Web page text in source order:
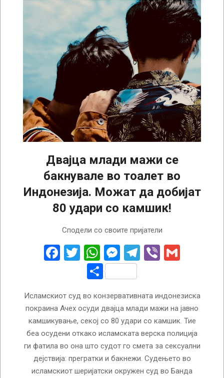
Двајца млади мажи се
бакнувале во тоалет во
Индонезија. Можат да добијат
80 удари со камшик!
Сподели со своите пријатели
Facebook
Twitter
WhatsApp
Messenger
Telegram
Viber
Share
Исламскиот суд во конзервативната индонезиска
покраина Ачех осуди двајца млади мажи на јавно
камшикување, секој со 80 удари со камшик. Тие
беа осудени откако исламската верска полиција
ги фатила во она што судот го смета за сексуални
дејствија: прегратки и бакнежи. Судењето во
исламскиот шеријатски окружен суд во Банда